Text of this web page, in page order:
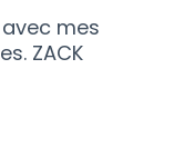
mes
ZACK